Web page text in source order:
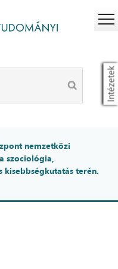
Intézetek
nemzetközi
szociológia,
terén.